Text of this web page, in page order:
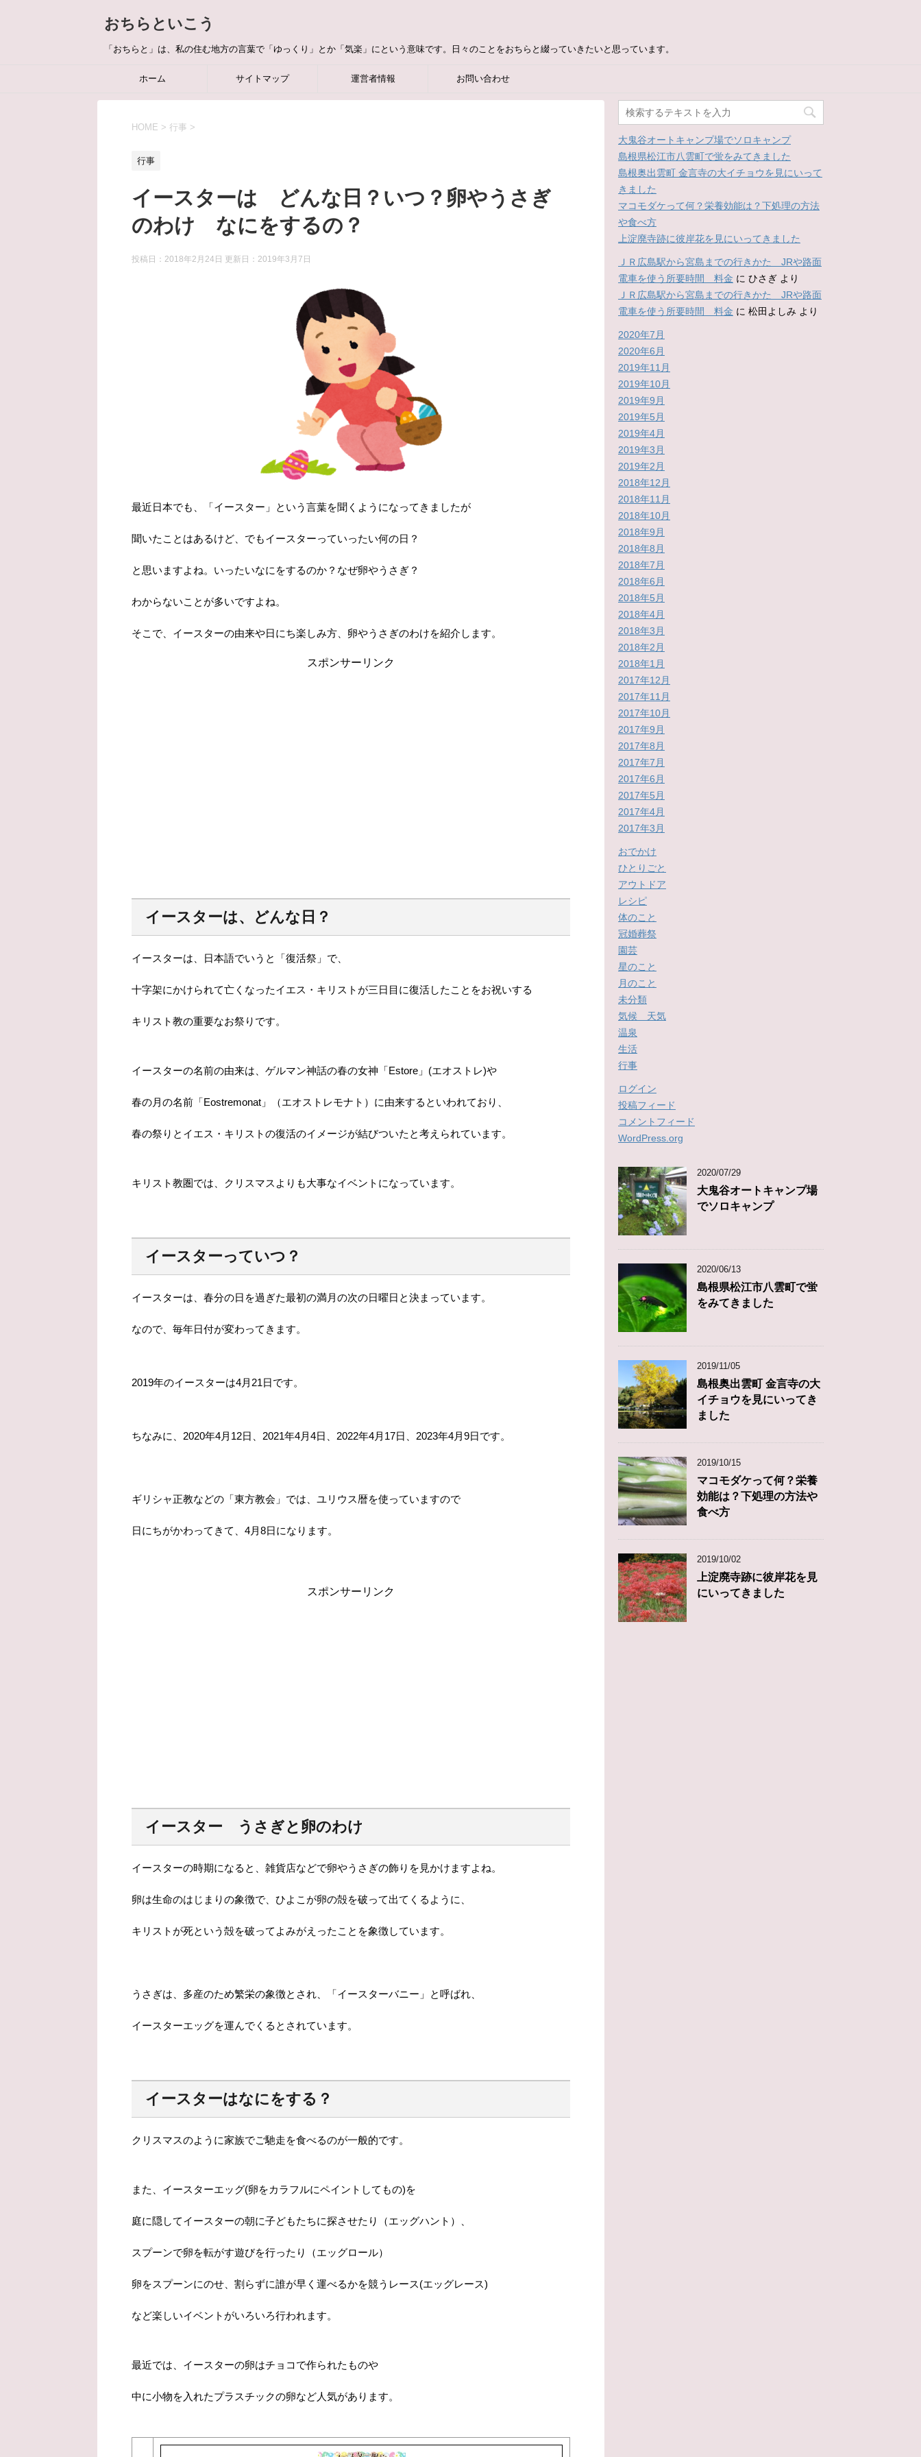
おちらといこう
「おちらと」は、私の住む地方の言葉で「ゆっくり」とか「気楽」にという意味です。日々のことをおちらと綴っていきたいと思っています。
ホーム サイトマップ 運営者情報 お問い合わせ
HOME > 行事 >
行事
イースターは どんな日？いつ？卵やうさぎ
のわけ なにをするの？
投稿日：2018年2月24日 更新日： 2019年3月7日
最近日本でも、「イースター」という言葉を聞くようになってきましたが
聞いたことはあるけど、でもイースターっていったい何の日？
と思いますよね。いったいなにをするのか？なぜ卵やうさぎ？
わからないことが多いですよね。
そこで、イースターの由来や日にち楽しみ方、卵やうさぎのわけを紹介します。
スポンサーリンク
イースターは、どんな日？
イースターは、日本語でいうと「復活祭」で、
十字架にかけられて亡くなったイエス・キリストが三日目に復活したことをお祝いする
キリスト教の重要なお祭りです。
イースターの名前の由来は、ゲルマン神話の春の女神「Estore」(エオストレ)や
春の月の名前「Eostremonat」（エオストレモナト）に由来するといわれており、
春の祭りとイエス・キリストの復活のイメージが結びついたと考えられています。
キリスト教圏では、クリスマスよりも大事なイベントになっています。
イースターっていつ？
イースターは、春分の日を過ぎた最初の満月の次の日曜日と決まっています。
なので、毎年日付が変わってきます。
2019年のイースターは4月21日です。
ちなみに、2020年4月12日、2021年4月4日、2022年4月17日、2023年4月9日です。
ギリシャ正教などの「東方教会」では、ユリウス暦を使っていますので
日にちがかわってきて、4月8日になります。
スポンサーリンク
イースター うさぎと卵のわけ
イースターの時期になると、雑貨店などで卵やうさぎの飾りを見かけますよね。
卵は生命のはじまりの象徴で、ひよこが卵の殻を破って出てくるように、
キリストが死という殻を破ってよみがえったことを象徴しています。
うさぎは、多産のため繁栄の象徴とされ、「イースターバニー」と呼ばれ、
イースターエッグを運んでくるとされています。
イースターはなにをする？
クリスマスのように家族でご馳走を食べるのが一般的です。
また、イースターエッグ(卵をカラフルにペイントしてもの)を
庭に隠してイースターの朝に子どもたちに探させたり（エッグハント）、
スプーンで卵を転がす遊びを行ったり（エッグロール）
卵をスプーンにのせ、割らずに誰が早く運べるかを競うレース(エッグレース)
など楽しいイベントがいろいろ行われます。
最近では、イースターの卵はチョコで作られたものや
中に小物を入れたプラスチックの卵など人気があります。
大鬼谷オートキャンプ場でソロキャンプ
島根県松江市八雲町で蛍をみてきました
島根奥出雲町 金言寺の大イチョウを見にいって
きました
マコモダケって何？栄養効能は？下処理の方法
や食べ方
上淀廃寺跡に彼岸花を見にいってきました
ＪＲ広島駅から宮島までの行きかた JRや路面
電車を使う所要時間 料金 に ひさぎ より
ＪＲ広島駅から宮島までの行きかた JRや路面
電車を使う所要時間 料金 に 松田よしみ より
2020年7月
2020年6月
2019年11月
2019年10月
2019年9月
2019年5月
2019年4月
2019年3月
2019年2月
2018年12月
2018年11月
2018年10月
2018年9月
2018年8月
2018年7月
2018年6月
2018年5月
2018年4月
2018年3月
2018年2月
2018年1月
2017年12月
2017年11月
2017年10月
2017年9月
2017年8月
2017年7月
2017年6月
2017年5月
2017年4月
2017年3月
おでかけ
ひとりごと
アウトドア
レシピ
体のこと
冠婚葬祭
園芸
星のこと
月のこと
未分類
気候 天気
温泉
生活
行事
ログイン
投稿フィード
コメントフィード
WordPress.org
2020/07/29
大鬼谷オートキャンプ場
でソロキャンプ
2020/06/13
島根県松江市八雲町で蛍
をみてきました
2019/11/05
島根奥出雲町 金言寺の大
イチョウを見にいってき
ました
2019/10/15
マコモダケって何？栄養
効能は？下処理の方法や
食べ方
2019/10/02
上淀廃寺跡に彼岸花を見
にいってきました